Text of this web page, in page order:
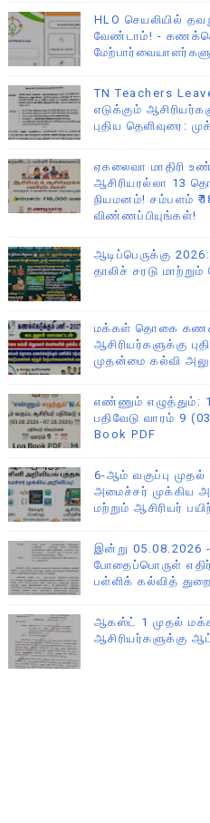
HLO செயலியில்
வேண்டாம்! -
TN Teachers
எடுக்கும்
புதிய தெளிவுரை:
ஏகலைவா மாதிரி
ஆசிரியரல்லா 13
நியமனம்! சம்பளம்
விண்ணப்பியுங்கள்!
ஆடிப்பெருக்கு
தாலிச் சரடு
மக்கள் தொகை
ஆசிரியர்களுக்கு
முதன்மை கல்வி
எண்ணும் எழுத்தும்:
பதிவேடு வாரம் 9
Book PDF
6-ஆம் வகுப்பு
அமைச்சர் முக்கிய
மற்றும் ஆசிரியர்
இன்று 05.08.2026
போதைப்பொருள்
பள்ளிக் கல்வித் துறை
ஆகஸ்ட் 1 முதல்
ஆசிரியர்களுக்கு